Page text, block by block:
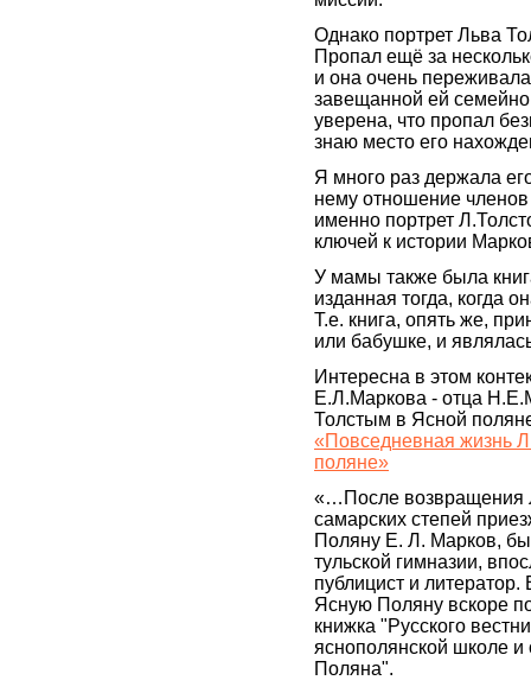
Однако портрет Льва
Пропал ещё за
и она очень
завещанной ей
уверена, что пропал
знаю место его
Я много раз держала
нему отношение
именно портрет
ключей к истории
У мамы также была
изданная тогда, когда
Т.е. книга, опять же,
или бабушке, и
Интересна в этом
Е.Л.Маркова - отца
Толстым в Ясной
«Повседневная жизнь
поляне»
«…После возвращения
самарских степей
Поляну Е. Л. Марков,
тульской гимназии,
публицист и
Ясную Поляну вскоре
книжка "Русского
яснополянской школе
Поляна".